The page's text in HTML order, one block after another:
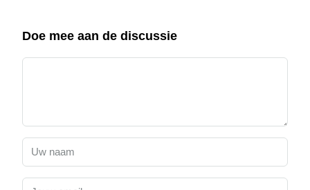
Doe mee aan de discussie